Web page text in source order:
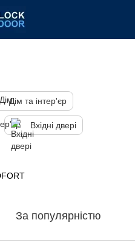
Дім та інтер'єр
Вхідні двері
За популярністю